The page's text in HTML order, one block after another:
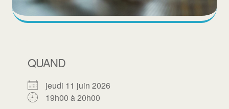
QUAND
jeudi 11 juin 2026
19h00 à 20h00